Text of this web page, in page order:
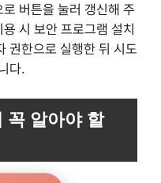
버튼을 눌러 갱신해 주
시 보안 프로그램 설치
권한으로 실행한 뒤 시도
다.
꼭 알아야 할